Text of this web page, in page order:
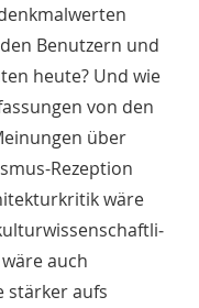
Benutzern und
heute? Und wie
von den
über
Rezeption
wäre
auch
stärker aufs